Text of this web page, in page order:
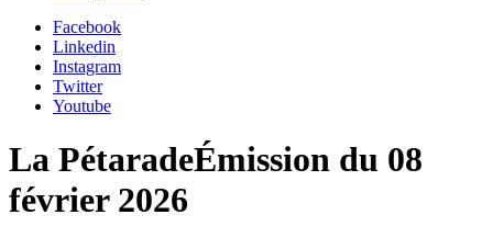
Facebook
Linkedin
Instagram
Twitter
Youtube
La PétaradeÉmission du 08
février 2026